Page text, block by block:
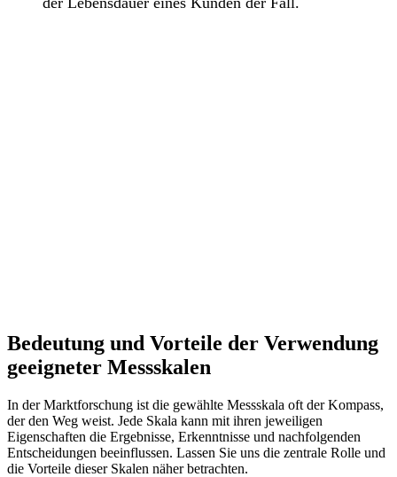
Bedeutung und Vorteile der Verwendung
geeigneter Messskalen
In der Marktforschung ist die gewählte Messskala oft der Kompass,
der den Weg weist. Jede Skala kann mit ihren jeweiligen
Eigenschaften die Ergebnisse, Erkenntnisse und nachfolgenden
Entscheidungen beeinflussen. Lassen Sie uns die zentrale Rolle und
die Vorteile dieser Skalen näher betrachten.